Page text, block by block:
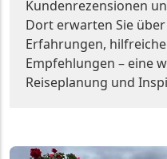
Kundenrezensionen
Dort erwarten Sie
Erfahrungen,
Empfehlungen – eine
Reiseplanung und